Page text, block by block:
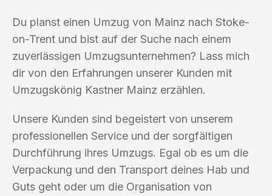
Du planst einen Umzug von Mainz nach Stoke-
on-Trent und bist auf der Suche nach einem
zuverlässigen Umzugsunternehmen? Lass mich
dir von den Erfahrungen unserer Kunden mit
Umzugskönig Kastner Mainz erzählen.
Unsere Kunden sind begeistert von unserem
professionellen Service und der sorgfältigen
Durchführung ihres Umzugs. Egal ob es um die
Verpackung und den Transport deines Hab und
Guts geht oder um die Organisation von